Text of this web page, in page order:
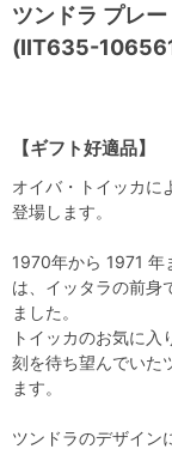
ツンドラ プレ
(IIT635-
【ギフト好適品】
オイバ・トイッカに
登場します。
1970年から 1971 年
は、イッタラの前身
ました。
トイッカのお気に
刻を待ち望んでいた
ます。
ツンドラのデザイン